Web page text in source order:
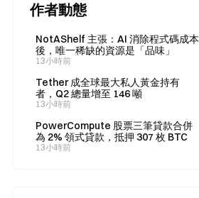
作者動態
NotAShelf 主張：AI 消除程式碼成本
後，唯一稀缺的資源是「品味」
13小時前
Tether 成全球最大私人黃金持有
者，Q2 總量增至 146 噸
13小時前
PowerCompute 股票三筆貸款合併
為 2% 領式貸款，抵押 307 枚 BTC
13小時前